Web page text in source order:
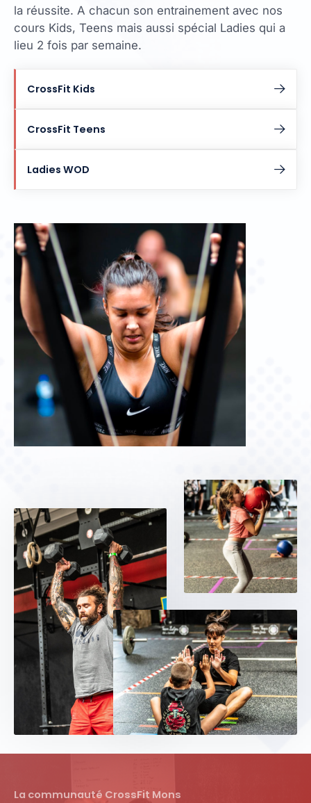
la réussite. A chacun son entrainement avec nos
cours Kids, Teens mais aussi spécial Ladies qui a
lieu 2 fois par semaine.
CrossFit Kids
CrossFit Teens
Ladies WOD
La communauté CrossFit Mons